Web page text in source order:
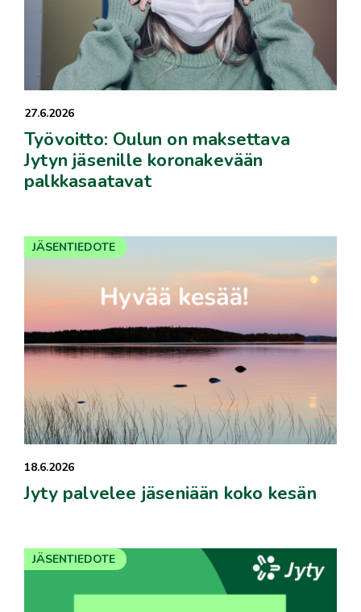
27.6.2026
Työvoitto: Oulun on maksettava
Jytyn jäsenille koronakevään
palkkasaatavat
18.6.2026
Jyty palvelee jäseniään koko kesän
JÄSENTIEDOTE
JÄSENTIEDOTE